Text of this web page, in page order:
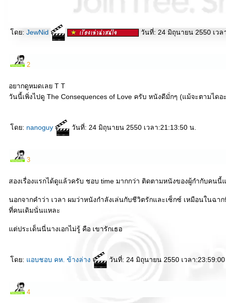
ดย: JewNid วันที่: 24 มิถุนายน 2550 เวล
2
อยากดูหมดเลย T T
วันนี้เพิ่งไปดู The Consequences of Love ครับ หนังดีมั่กๆ (แม้จะตามไดอ
ดย: nanoguy วันที่: 24 มิถุนายน 2550 เวลา:21:13:50 น.
3
สองเรื่องแรกได้ดูแล้วครับ ชอบ time มากกว่า ติดตามหนังของผู้กำกับคนนี้
นอกจากคำว่า เวลา ผมว่าหนังกำลังเล่นกับชีวิตรักและเซ็กซ์ เหมือนในฉา
ที่คนเดิมนั่นแหละ
ต่ประเด็นนี่นางเอกไม่รู้ คือ เขารักเธอ
ดย: อบชอบ คห. ข้างล่าง วันที่: 24 มิถุนายน 2550 เวลา:23:59:00
4